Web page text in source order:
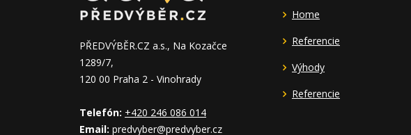
PŘEDVÝBĚR.CZ a.s., Na Kozačce
1289/7,
120 00 Praha 2 - Vinohrady
Telefón: +420 246 086 014
Email: predvyber@predvyber.cz
Home
Referencie
Výhody
Referencie